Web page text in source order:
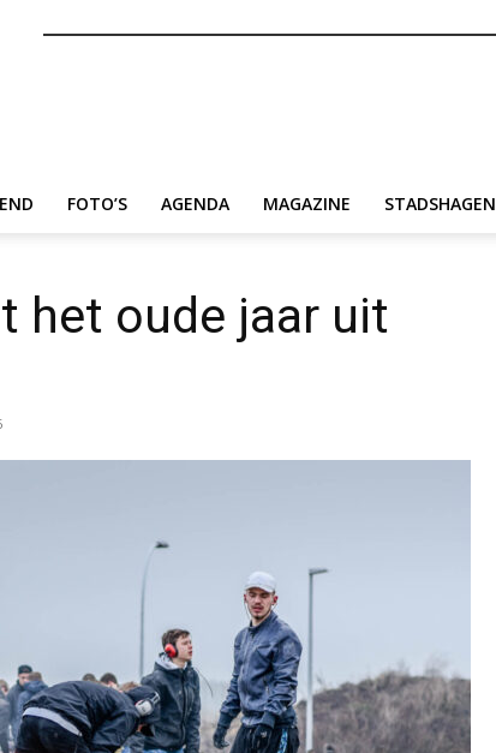
FOTO’S AGENDA MAGAZINE STADSHAGEN
het oude jaar uit